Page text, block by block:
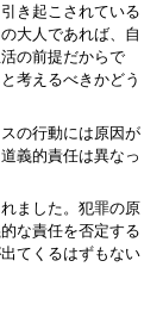
き起こされている
大人であれば、自
の前提だからで
考えるべきかどう
の行動には原因が
義的責任は異なっ
ました。犯罪の原
な責任を否定する
てくるはずもない